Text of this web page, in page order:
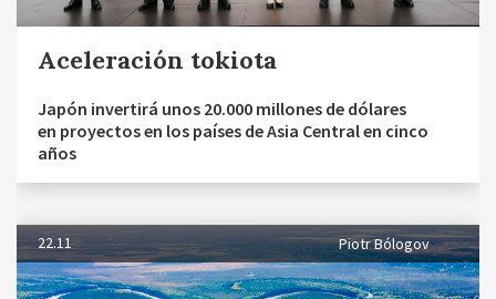
Aceleración tokiota
Japón invertirá unos 20.000 millones de dólares
en proyectos en los países de Asia Central en cinco
años
22.11 Piotr Bólogov